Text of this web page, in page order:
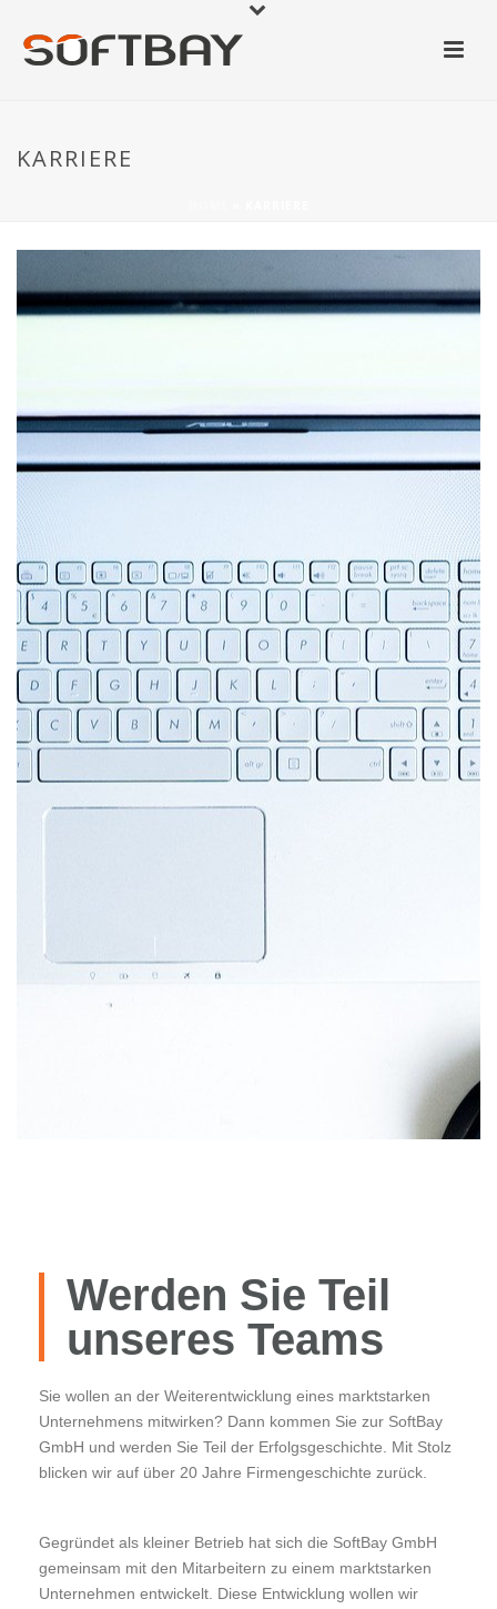
KARRIERE
Werden Sie Teil
unseres Teams
Sie wollen an der Weiterentwicklung eines marktstarken
Unternehmens mitwirken? Dann kommen Sie zur SoftBay
GmbH und werden Sie Teil der Erfolgsgeschichte. Mit Stolz
blicken wir auf über 20 Jahre Firmengeschichte zurück.
Gegründet als kleiner Betrieb hat sich die SoftBay GmbH
gemeinsam mit den Mitarbeitern zu einem marktstarken
Unternehmen entwickelt. Diese Entwicklung wollen wir